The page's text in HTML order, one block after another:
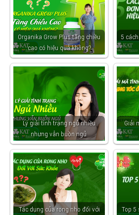
Organika Grow Plus tăng chiều
cao có hiệu quả không?
5
Lý giải tình trạng ngủ nhiều
nhưng vẫn buồn ngủ
Giải
Tác dụng của rong nho đối với
Top 5